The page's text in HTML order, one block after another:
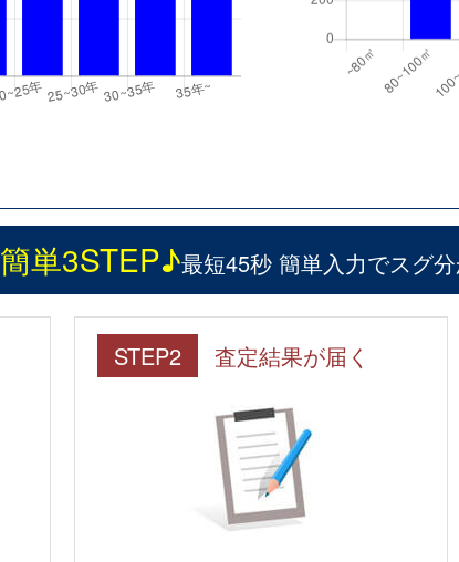
簡単3STEP♪最短45秒 簡単入力でスグ分
STEP2 査定結果が届く